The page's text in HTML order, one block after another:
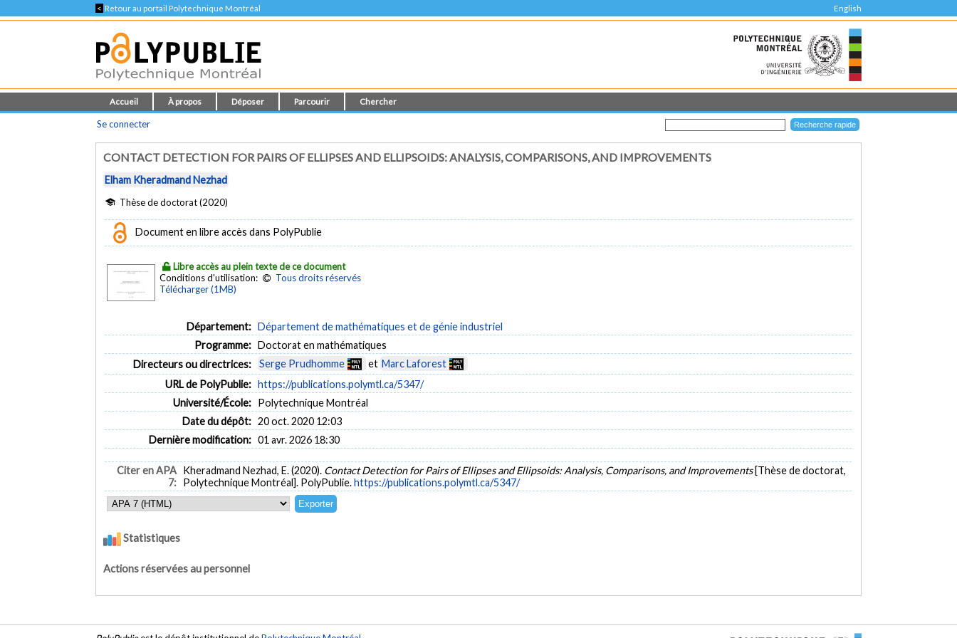
< Retour au portail Polytechnique Montréal English
Accueil À propos Déposer Parcourir Chercher
Se connecter
CONTACT DETECTION FOR PAIRS OF ELLIPSES AND ELLIPSOIDS: ANALYSIS, COMPARISONS, AND IMPROVEMENTS
Elham Kheradmand Nezhad
Thèse de doctorat (2020)
Document en libre accès dans PolyPublie
Libre accès au plein texte de ce document
Conditions d'utilisation:
Tous droits réservés
Télécharger (1MB)
Département: Département de mathématiques et de génie industriel
Programme: Doctorat en mathématiques
Directeurs ou directrices:
Serge Prudhomme et Marc Laforest
URL de PolyPublie: https://publications.polymtl.ca/5347/
Université/École: Polytechnique Montréal
Date du dépôt: 20 oct. 2020 12:03
Dernière modification: 01 avr. 2026 18:30
Citer en APA
7:
Kheradmand Nezhad, E. (2020). Contact Detection for Pairs of Ellipses and Ellipsoids: Analysis, Comparisons, and Improvements [Thèse de doctorat,
Polytechnique Montréal]. PolyPublie.https://publications.polymtl.ca/5347/
Statistiques
Actions réservées au personnel